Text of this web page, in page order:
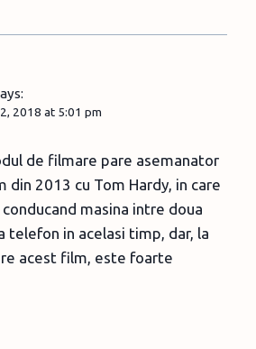
2018 at 5:01 pm
de filmare pare asemanator
din 2013 cu Tom Hardy, in care
masina intre doua
telefon in acelasi timp, dar, la
acest film, este foarte